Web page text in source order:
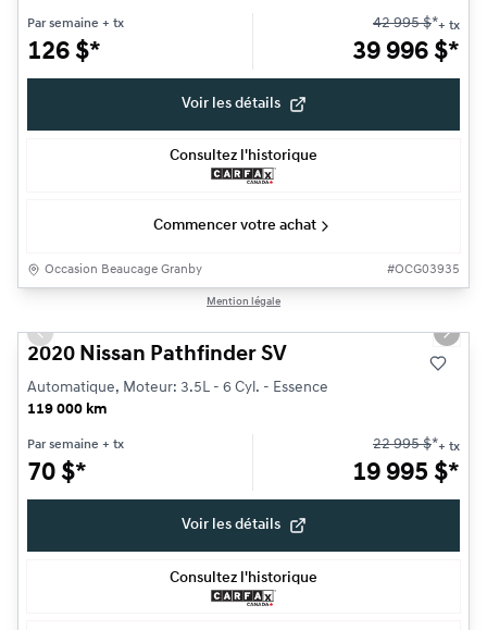
Par semaine + tx
126 $*
42 995$*+ tx
39 996 $*
Voir les détails
Consultez l'historique
Commencer votre achat
Occasion Beaucage Granby #OCG03935
Mention légale
Previous slide Next
2020 Nissan Pathfinder SV
Automatique, Moteur: 3.5L - 6 Cyl. - Essence
119 000 km
Par semaine + tx
70 $*
22 995$*+ tx
19 995 $*
Voir les détails
Consultez l'historique